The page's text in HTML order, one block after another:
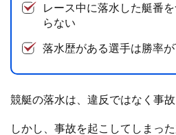
レース中に落水した艇番
らない
落水歴がある選手は勝率
競艇の落水は、違反ではなく事故
しかし、事故を起こしてしまっ